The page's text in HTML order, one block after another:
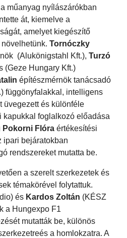
műanyag nyílászárókban
át, kiemelve a
amelyet kiegészítő
Tornóczky
(Alukönigstahl Kft.), Turzó
(Geze Hungary Kft.)
építészmérnök tanácsadó
függönyfalakkal, intelligens
üvegezett és különféle
kapukkal foglalkozó előadása
Pokorni Flóra értékesítési
ipari bejáratokban
rendszereket mutatta be.
a szerelt szerkezetek és
témakörével folytattuk.
és Kardos Zoltán (KÉSZ
a Hungexpo F1
mutatták be, különös
a homlokzatra. A